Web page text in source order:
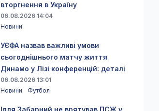
вторгнення в Україну
06.08.2026 14:04
Новини
УЄФА назвав важливі умови
сьогоднішнього матчу життя
Динамо у Лізі конференцій: деталі
06.08.2026 13:01
Новини
Футбол
Ілля Забарний не врятував ПСЖ у